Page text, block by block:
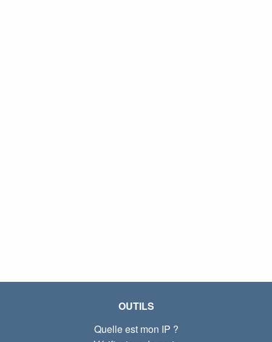
OUTILS
Quelle est mon IP ?